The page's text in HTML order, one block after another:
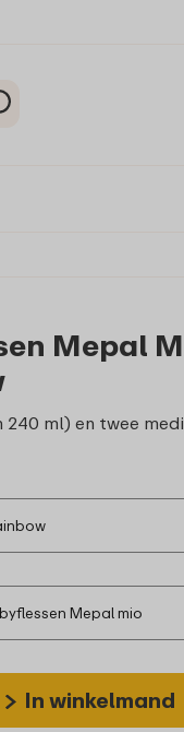
Mepal
ml) en twee
In winkelmand